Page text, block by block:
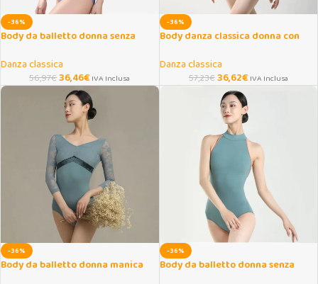
-36%
Body da balletto donna senza
Danza classica
56,97€36,46€ IVA Inclusa
-36%
Body danza classica donna con
Danza classica
57,23€36,62€ IVA Inclusa
-36%
Body da balletto donna manica
-36%
Body da balletto donna senza